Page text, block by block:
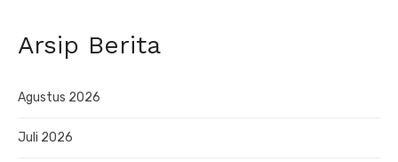
Arsip Berita
Agustus 2026
Juli 2026